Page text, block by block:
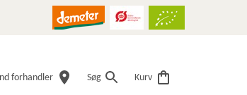
forhandler Søg Kurv